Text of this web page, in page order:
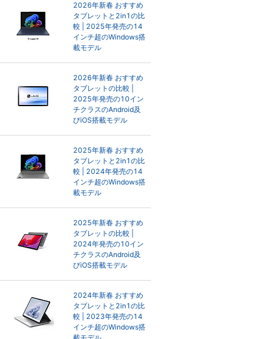
2026年新春 おすすめ
タブレットと2in1の比
較 | 2025年発売の14
インチ超のWindows搭
載モデル
2026年新春 おすすめ
タブレットの比較 |
2025年発売の10イン
チクラスのAndroid及
びiOS搭載モデル
2025年新春 おすすめ
タブレットと2in1の比
較 | 2024年発売の14
インチ超のWindows搭
載モデル
2025年新春 おすすめ
タブレットの比較 |
2024年発売の10イン
チクラスのAndroid及
びiOS搭載モデル
2024年新春 おすすめ
タブレットと2in1の比
較 | 2023年発売の14
インチ超のWindows搭